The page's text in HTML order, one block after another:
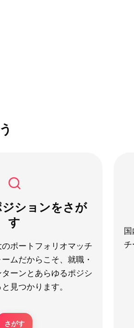
ションをさが
す
ポートフォリオマッチ
ムだからこそ、就職・
ーンとあらゆるポジシ
見つかります。
さがす